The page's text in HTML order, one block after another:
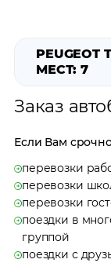
PEUGEOT
МЕСТ: 7
Заказ
Если Вам
перевозки
перевозки
перевозки
поездки в
группой
поездки с